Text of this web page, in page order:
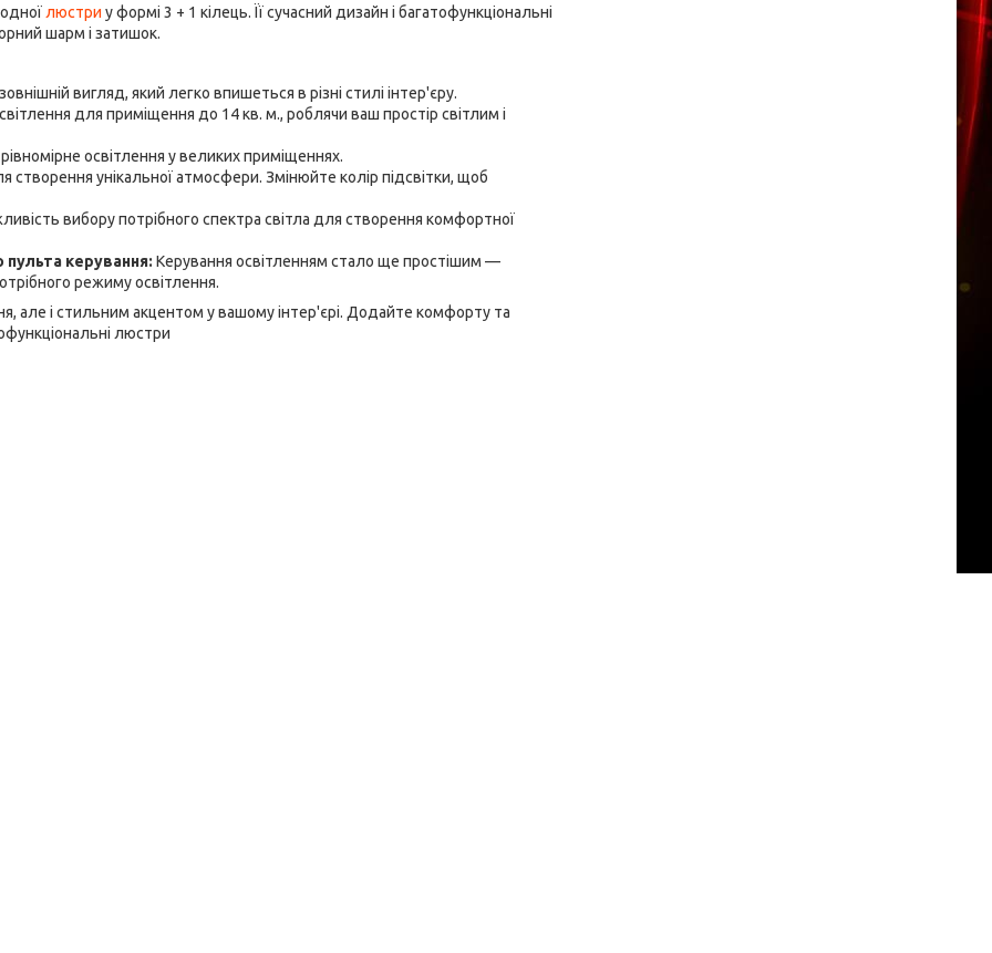
люстри у формі 3 + 1 кілець. Її сучасний дизайн і багатофункціональні
шарм і затишок.
вигляд, який легко впишеться в різні стилі інтер'єру.
для приміщення до 14 кв. м., роблячи ваш простір світлим і
освітлення у великих приміщеннях.
унікальної атмосфери. Змінюйте колір підсвітки, щоб
вибору потрібного спектра світла для створення комфортної
керування: Керування освітленням стало ще простішим —
режиму освітлення.
але і стильним акцентом у вашому інтер'єрі. Додайте комфорту та
люстри